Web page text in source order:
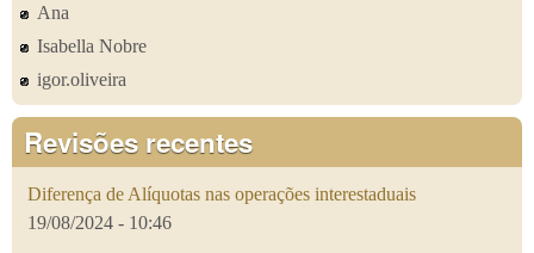
Ana
Isabella Nobre
igor.oliveira
Revisões recentes
Diferença de Alíquotas nas operações interestaduais
19/08/2024 - 10:46